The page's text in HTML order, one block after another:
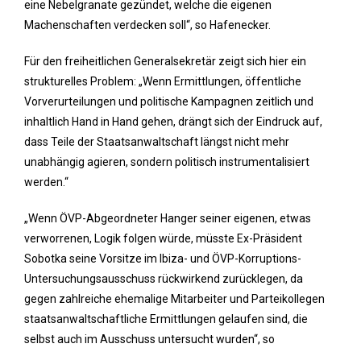
eine Nebelgranate gezündet, welche die eigenen
Machenschaften verdecken soll“, so Hafenecker.
Für den freiheitlichen Generalsekretär zeigt sich hier ein
strukturelles Problem: „Wenn Ermittlungen, öffentliche
Vorverurteilungen und politische Kampagnen zeitlich und
inhaltlich Hand in Hand gehen, drängt sich der Eindruck auf,
dass Teile der Staatsanwaltschaft längst nicht mehr
unabhängig agieren, sondern politisch instrumentalisiert
werden.“
„Wenn ÖVP-Abgeordneter Hanger seiner eigenen, etwas
verworrenen, Logik folgen würde, müsste Ex-Präsident
Sobotka seine Vorsitze im Ibiza- und ÖVP-Korruptions-
Untersuchungsausschuss rückwirkend zurücklegen, da
gegen zahlreiche ehemalige Mitarbeiter und Parteikollegen
staatsanwaltschaftliche Ermittlungen gelaufen sind, die
selbst auch im Ausschuss untersucht wurden“, so